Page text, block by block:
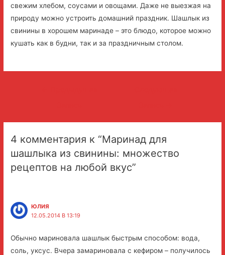
свежим хлебом, соусами и овощами. Даже не выезжая на
природу можно устроить домашний праздник. Шашлык из
свинины в хорошем маринаде – это блюдо, которое можно
кушать как в будни, так и за праздничным столом.
записям
4 комментария к “Маринад для
шашлыка из свинины: множество
рецептов на любой вкус”
ЮЛИЯ
12.05.2014 В 13:19
Обычно мариновала шашлык быстрым способом: вода,
соль, уксус. Вчера замариновала с кефиром – получилось